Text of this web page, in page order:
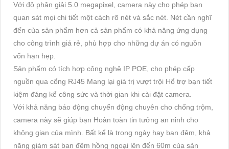
Với độ phân giải 5.0 megapixel, camera này cho phép bạn
quan sát mọi chi tiết một cách rõ nét và sắc nét. Nét cần nghĩ
đến của sản phẩm hơn cả sản phẩm có khả năng ứng dụng
cho công trình giá rẻ, phù hợp cho những dự án có nguồn
vốn hạn hẹp.
Sản phẩm có tích hợp công nghệ IP POE, cho phép cấp
nguồn qua cổng RJ45 Mang lại giá trị vượt trội Hổ trợ bạn tiết
kiệm đáng kể công sức và thời gian khi cài đặt camera.
Với khả năng báo động chuyển động chuyên cho chống trộm,
camera này sẽ giúp bạn Hoàn toàn tin tưởng an ninh cho
không gian của mình. Bất kể là trong ngày hay ban đêm, khả
năng giám sát ban đêm hồng ngoại lên đến 60m của sản